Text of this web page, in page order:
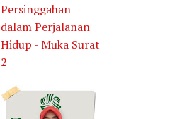
Persinggahan
dalam Perjalanan
Hidup - Muka Surat
2